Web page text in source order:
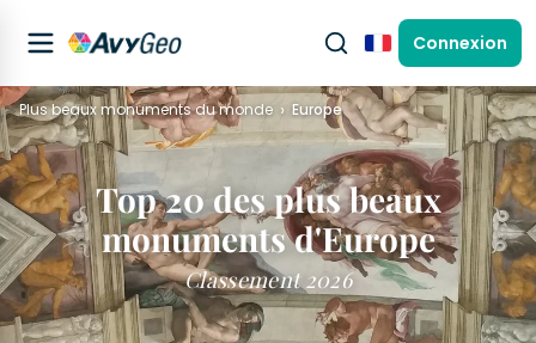
FrançaisConnexion
Plus beaux monuments du monde Europe
Top 20 des plus beaux
monuments d'Europe
Classement 2026